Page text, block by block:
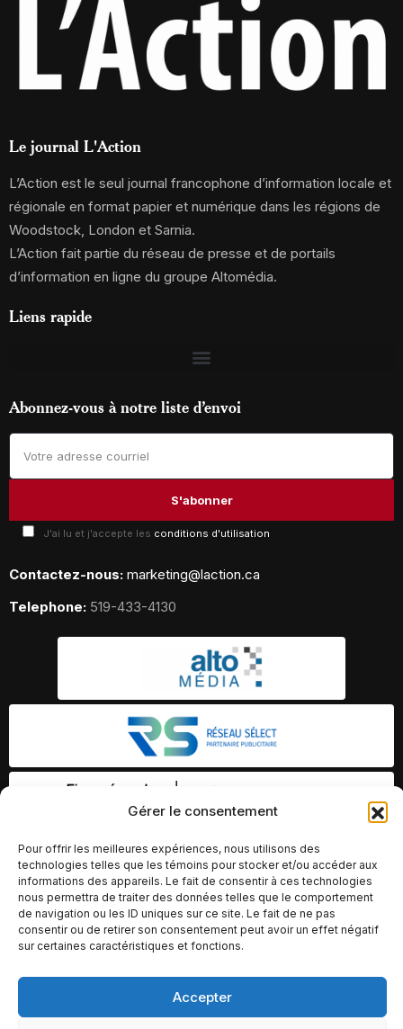
Gérer le consentement
Pour offrir les meilleures expériences, nous utilisons des
technologies telles que les témoins pour stocker et/ou accéder aux
informations des appareils. Le fait de consentir à ces technologies
nous permettra de traiter des données telles que le comportement
de navigation ou les ID uniques sur ce site. Le fait de ne pas
consentir ou de retirer son consentement peut avoir un effet négatif
sur certaines caractéristiques et fonctions.
Accepter
Le journal L'Action
L’Action est le seul journal francophone d’information locale et
régionale en format papier et numérique dans les régions de
Woodstock, London et Sarnia.
L’Action fait partie du réseau de presse et de portails
d’information en ligne du groupe Altomédia.
Liens rapide
Abonnez-vous à notre liste d’envoi
J'ai lu et j'accepte les conditions d'utilisation
Contactez-nous: marketing@laction.ca
Telephone: 519-433-4130
© Copyright 2026 – Altomédia Inc |